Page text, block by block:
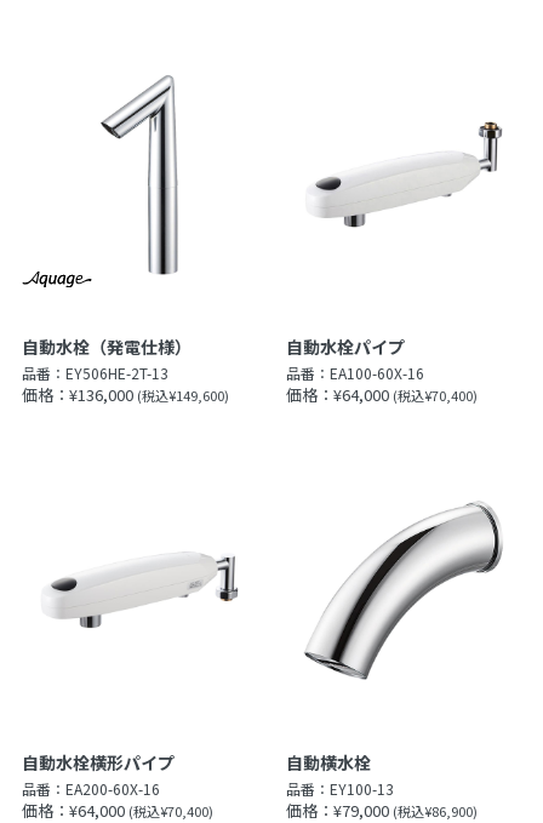
自動水栓（発電仕様）
品番： EY506HE-2T-13
価格：¥136,000 (税込¥149,600)
自動水栓パイプ
品番：EA100-60X-16
価格：¥64,000 (税込¥70,400)
自動水栓横形パイプ
品番： EA200-60X-16
価格：¥64,000 (税込¥70,400)
自動横水栓
品番：EY100-13
価格：¥79,000 (税込¥86,900)